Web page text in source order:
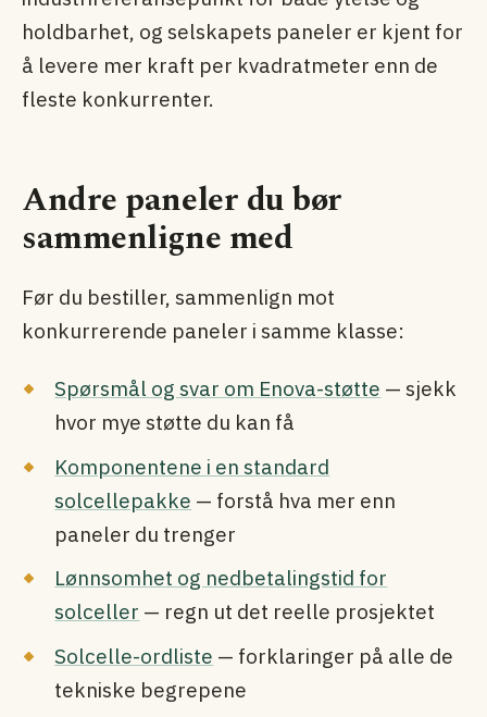
holdbarhet, og selskapets paneler er kjent for
å levere mer kraft per kvadratmeter enn de
fleste konkurrenter.
Andre paneler du bør
sammenligne med
Før du bestiller, sammenlign mot
konkurrerende paneler i samme klasse:
Spørsmål og svar om Enova-støtte — sjekk
hvor mye støtte du kan få
Komponentene i en standard
solcellepakke — forstå hva mer enn
paneler du trenger
Lønnsomhet og nedbetalingstid for
solceller — regn ut det reelle prosjektet
Solcelle-ordliste — forklaringer på alle de
tekniske begrepene